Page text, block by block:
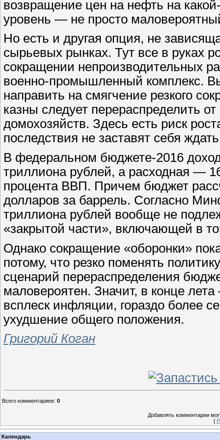
возвращение цен на нефть на
уровень — не просто
Но есть и другая опция, не
сырьевых рынках. Тут все в руках
сокращении непроизводительных
военно-промышленный комплекс.
направить на смягчение резкого
казны следует перераспределить
домохозяйств. Здесь есть риск
последствия не заставят себя
В федеральном бюджете-2016
триллиона рублей, а расходная —
процента ВВП. Причем бюджет
долларов за баррель. Согласно
триллиона рублей вообще не
«закрытой части», включающей в
Однако сокращение «оборонки»
потому, что резко поменять
сценарий перераспределения
маловероятен. Значит, в конце
всплеск инфляции, гораздо более
ухудшение общего положения.
Григорий Коган
Всего комментариев: 0
Добавлять комментарии
[
Календарь